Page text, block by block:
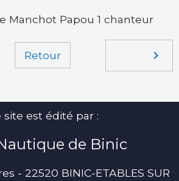
Retour
site est édité par :
de Binic
- 22520 BINIC-ETABLES SUR